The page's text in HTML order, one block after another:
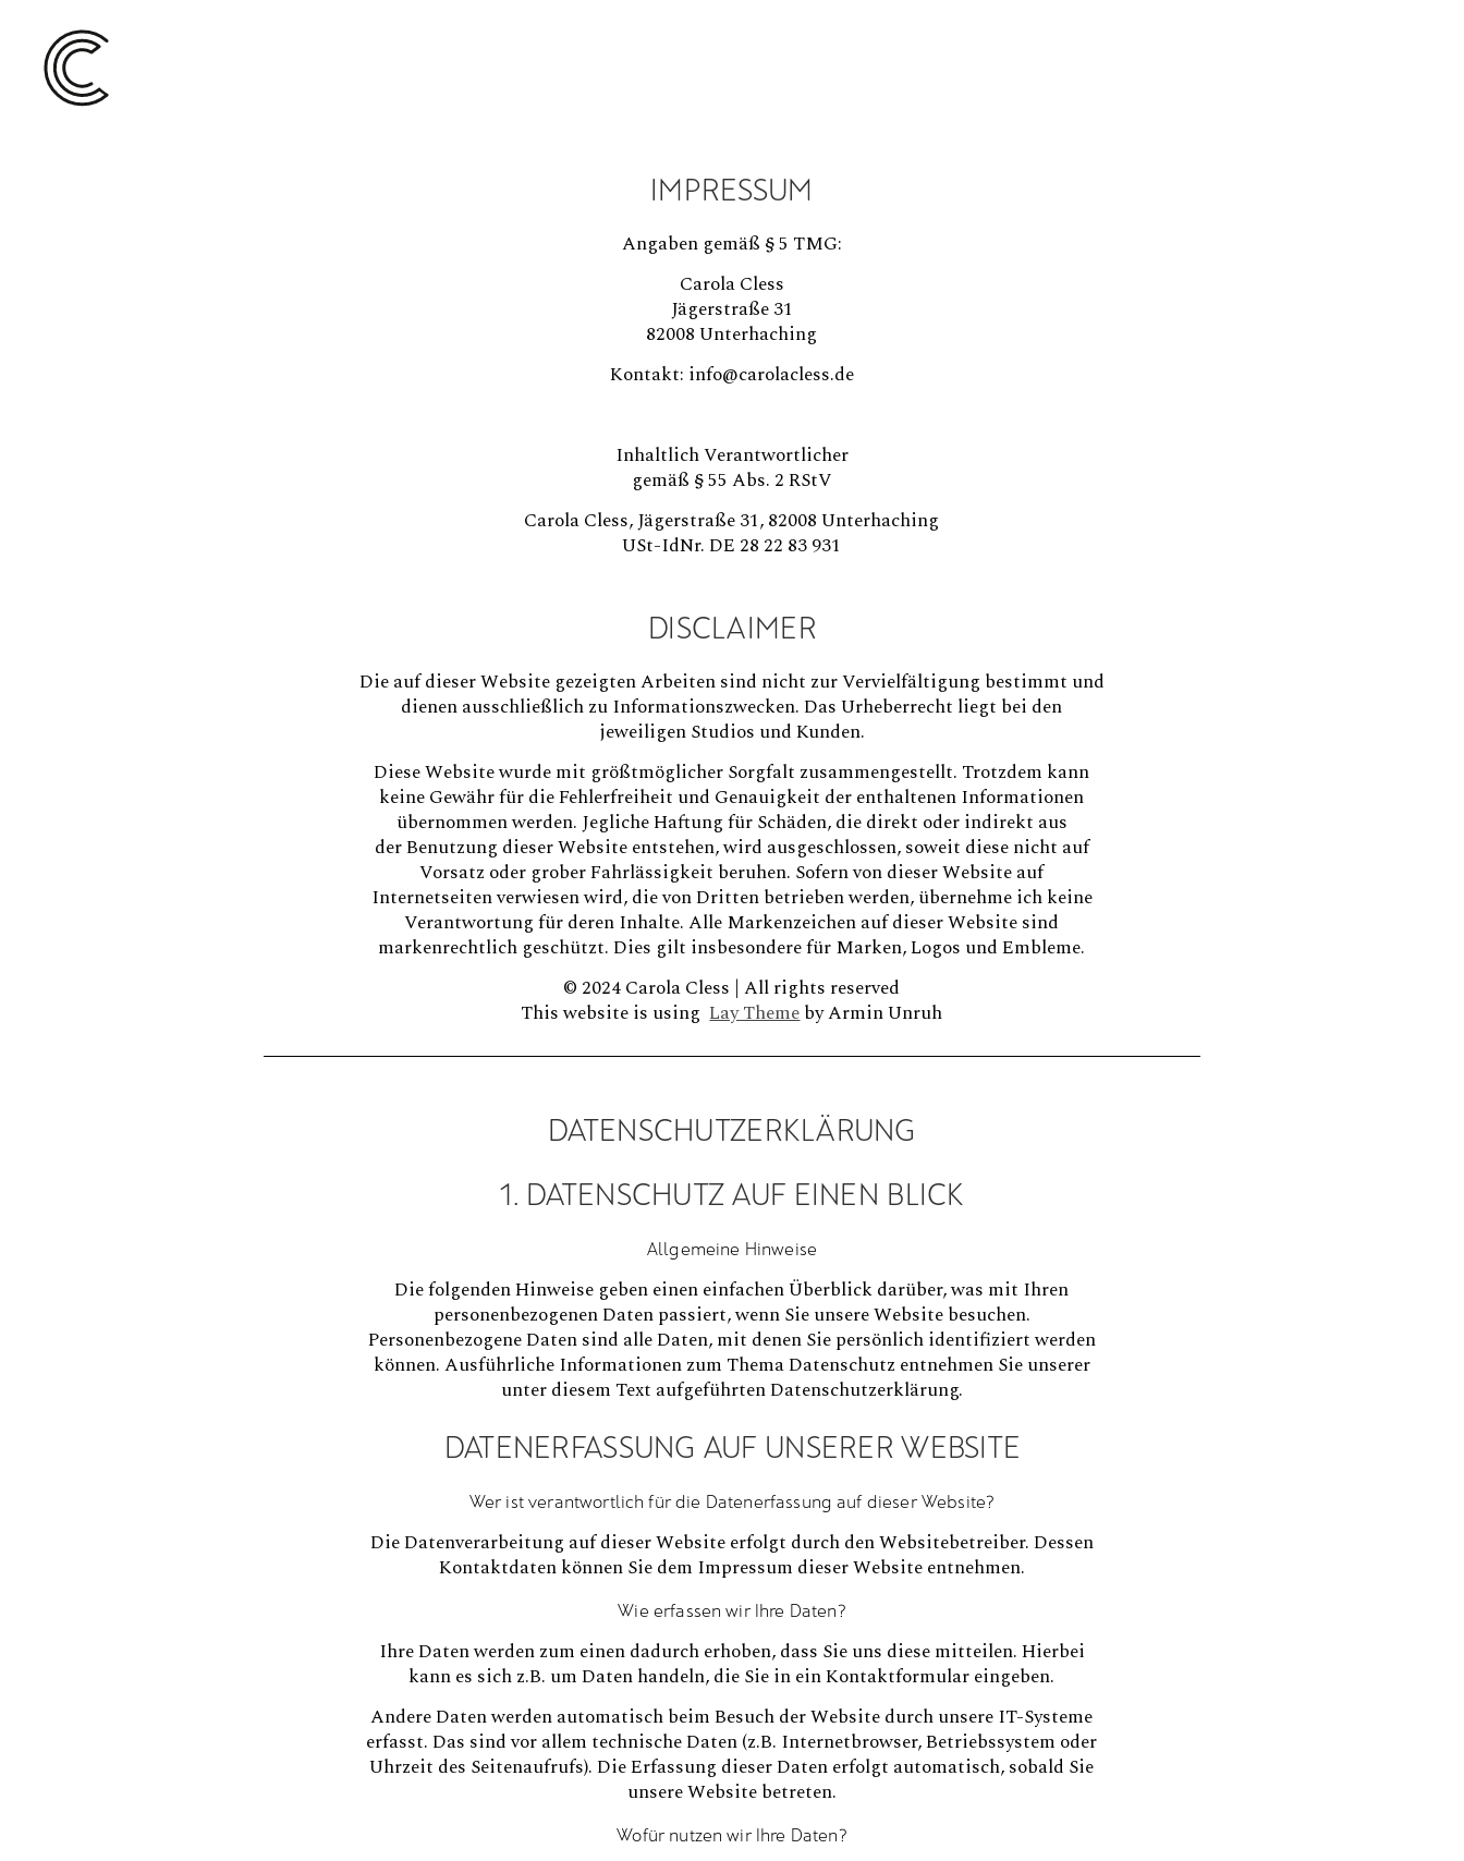
IMPRESSUM
Angaben gemäß § 5 TMG:
Carola Cless
Jägerstraße 31
82008 Unterhaching
Kontakt: info@carolacless.de
Inhaltlich Verantwortlicher
gemäß § 55 Abs. 2 RStV
Carola Cless, Jägerstraße 31, 82008 Unterhaching
USt-IdNr. DE 28 22 83 931
DISCLAIMER
Die auf dieser Website gezeigten Arbeiten sind nicht zur Vervielfältigung bestimmt und
dienen ausschließlich zu Informationszwecken. Das Urheberrecht liegt bei den
jeweiligen Studios und Kunden.
Diese Website wurde mit größtmöglicher Sorgfalt zusammengestellt. Trotzdem kann
keine Gewähr für die Fehlerfreiheit und Genauigkeit der enthaltenen Informationen
übernommen werden. Jegliche Haftung für Schäden, die direkt oder indirekt aus
der Benutzung dieser Website entstehen, wird ausgeschlossen, soweit diese nicht auf
Vorsatz oder grober Fahrlässigkeit beruhen. Sofern von dieser Website auf
Internetseiten verwiesen wird, die von Dritten betrieben werden, übernehme ich keine
Verantwortung für deren Inhalte. Alle Markenzeichen auf dieser Website sind
markenrechtlich geschützt. Dies gilt insbesondere für Marken, Logos und Embleme.
© 2024 Carola Cless | All rights reserved
This website is usingLay Themeby Armin Unruh
DATENSCHUTZERKLÄRUNG
1. DATENSCHUTZ AUF EINEN BLICK
Allgemeine Hinweise
Die folgenden Hinweise geben einen einfachen Überblick darüber, was mit Ihren
personenbezogenen Daten passiert, wenn Sie unsere Website besuchen.
Personenbezogene Daten sind alle Daten, mit denen Sie persönlich identifiziert werden
können. Ausführliche Informationen zum Thema Datenschutz entnehmen Sie unserer
unter diesem Text aufgeführten Datenschutzerklärung.
DATENERFASSUNG AUF UNSERER WEBSITE
Wer ist verantwortlich für die Datenerfassung auf dieser Website?
Die Datenverarbeitung auf dieser Website erfolgt durch den Websitebetreiber. Dessen
Kontaktdaten können Sie dem Impressum dieser Website entnehmen.
Wie erfassen wir Ihre Daten?
Ihre Daten werden zum einen dadurch erhoben, dass Sie uns diese mitteilen. Hierbei
kann es sich z.B. um Daten handeln, die Sie in ein Kontaktformular eingeben.
Andere Daten werden automatisch beim Besuch der Website durch unsere IT-Systeme
erfasst. Das sind vor allem technische Daten (z.B. Internetbrowser, Betriebssystem oder
Uhrzeit des Seitenaufrufs). Die Erfassung dieser Daten erfolgt automatisch, sobald Sie
unsere Website betreten.
Wofür nutzen wir Ihre Daten?